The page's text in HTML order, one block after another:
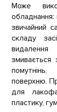
Може
обладнання:
звичайний
складу
поверхню.
для
пластику,